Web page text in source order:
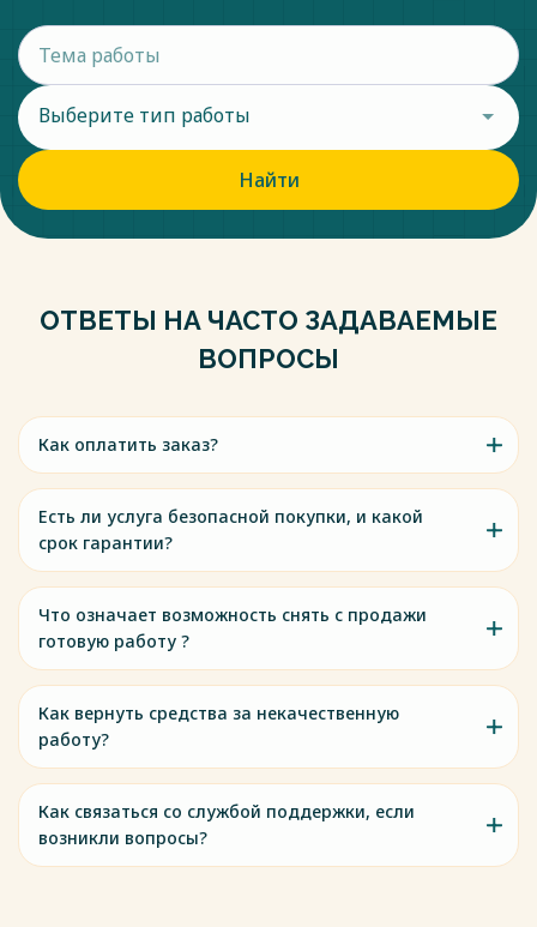
Выберите тип работы
Найти
ОТВЕТЫ НА ЧАСТО ЗАДАВАЕМЫЕ
ВОПРОСЫ
Как оплатить заказ?
Есть ли услуга безопасной покупки, и какой
срок гарантии?
Что означает возможность снять с продажи
готовую работу ?
Как вернуть средства за некачественную
работу?
Как связаться со службой поддержки, если
возникли вопросы?